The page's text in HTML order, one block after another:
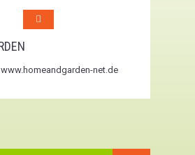
www.homeandgarden-net.de